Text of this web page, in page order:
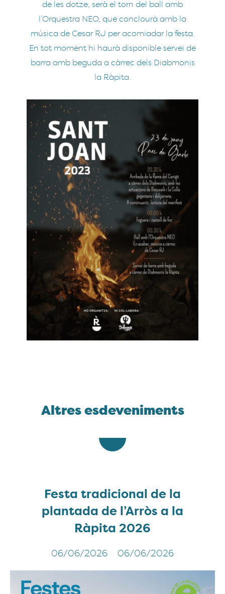
de les dotze, serà el torn del ball amb
l’Orquestra NEO, que conclourà amb la
música de Cesar RJ per acomiadar la festa.
En tot moment hi haurà disponible servei de
barra amb beguda a càrrec dels Diabmonis
la Ràpita.
Altres esdeveniments
Festa tradicional de la
plantada de l’Arròs a la
Ràpita 2026
06/06/2026 06/06/2026